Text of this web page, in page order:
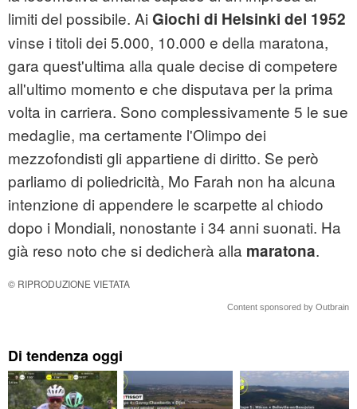
limiti del possibile. Ai Giochi di Helsinki del 1952
vinse i titoli dei 5.000, 10.000 e della maratona,
gara quest'ultima alla quale decise di competere
all'ultimo momento e che disputava per la prima
volta in carriera. Sono complessivamente 5 le sue
medaglie, ma certamente l'Olimpo dei
mezzofondisti gli appartiene di diritto. Se però
parliamo di poliedricità, Mo Farah non ha alcuna
intenzione di appendere le scarpette al chiodo
dopo i Mondiali, nonostante i 34 anni suonati. Ha
già reso noto che si dedicherà alla maratona.
© RIPRODUZIONE VIETATA
Content sponsored by Outbrain
Di tendenza oggi